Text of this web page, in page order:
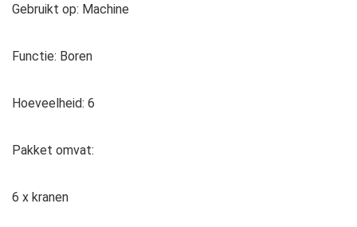
Gebruikt op: Machine
Functie: Boren
Hoeveelheid: 6
Pakket omvat:
6 x kranen